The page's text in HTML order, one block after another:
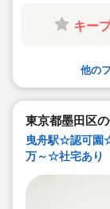
キー
他の
東京都墨田区
曳舟駅☆認可園
万～☆社宅あり